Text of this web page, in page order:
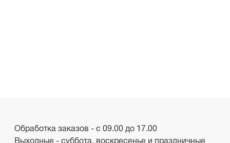
Обработка заказов - с 09.00 до 17.00
Выходные - суббота, воскресенье и праздничные